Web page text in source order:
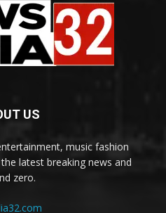
US
music fashion
latest breaking news and
zero.